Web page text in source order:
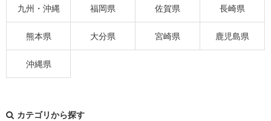
九州・沖縄 福岡県 佐賀県 長崎県
熊本県 大分県 宮崎県 鹿児島県
沖縄県
カテゴリから探す